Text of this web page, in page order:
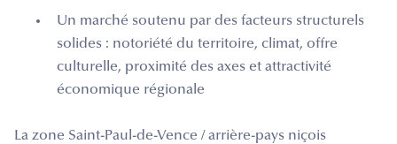
Un marché soutenu par des facteurs structurels
solides : notoriété du territoire, climat, offre
culturelle, proximité des axes et attractivité
économique régionale
La zone Saint-Paul-de-Vence / arrière-pays niçois